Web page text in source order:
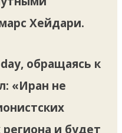
Хейдари.
обращаясь к
«Иран не
и будет